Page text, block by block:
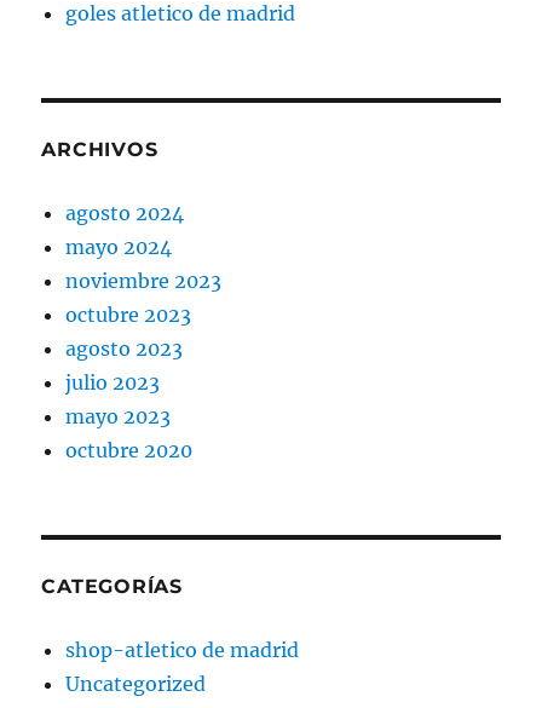
goles atletico de madrid
ARCHIVOS
agosto 2024
mayo 2024
noviembre 2023
octubre 2023
agosto 2023
julio 2023
mayo 2023
octubre 2020
CATEGORÍAS
shop-atletico de madrid
Uncategorized